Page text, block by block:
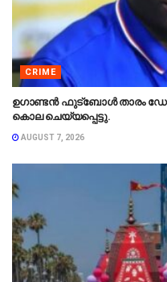
CRIME
ഉഗാണ്ടൻ ഫുട്ബോൾ താരം
കൊല ചെയ്യപ്പെട്ടു.
AUGUST 7, 2026